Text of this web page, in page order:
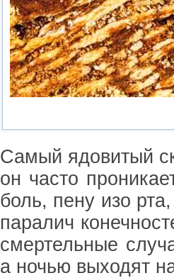
Самый ядовитый
он часто
боль, пену изо
паралич
смертельные
а ночью выходят